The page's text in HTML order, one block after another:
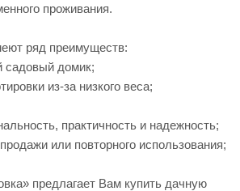
проживания.
ряд преимуществ:
садовый домик;
из-за низкого веса;
практичность и надежность;
или повторного использования;
предлагает Вам купить дачную